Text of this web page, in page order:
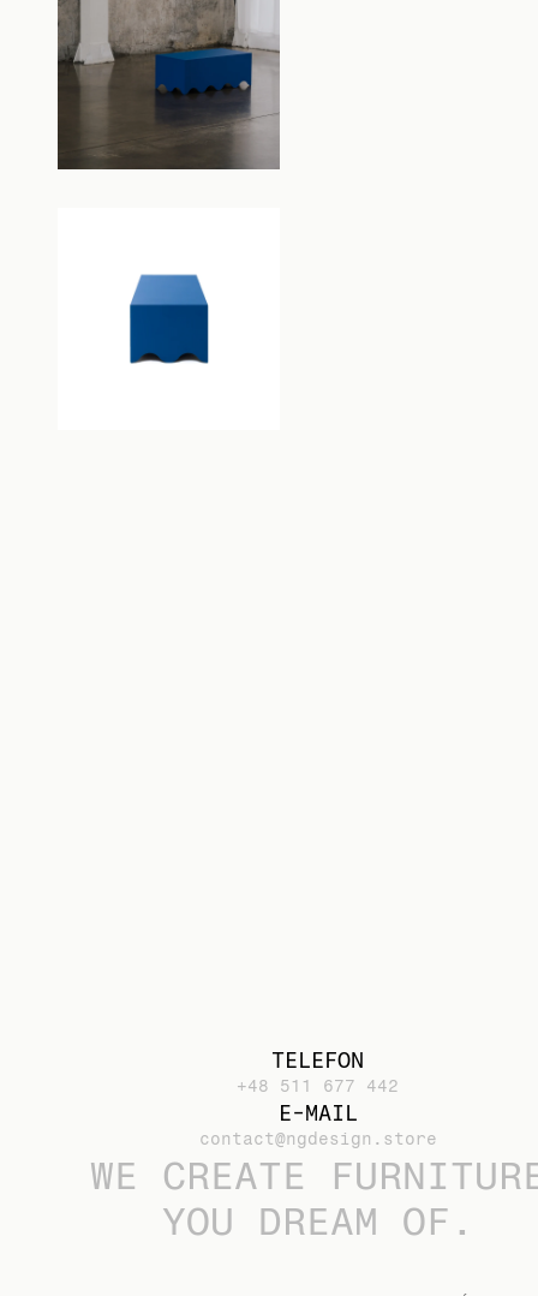
TELEFON
+48 511 677 442
E-MAIL
contact@ngdesign.store
WE CREATE
YOU DREAM OF.